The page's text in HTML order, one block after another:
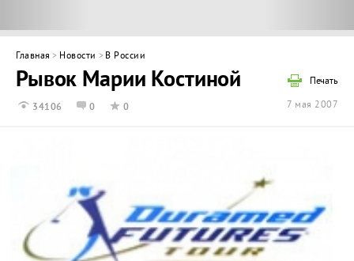
ГОЛЬФ-
ИНТЕРАКТИВ
Главная > Новости > В России
Печать
Рывок Марии Костиной
34106 0 0 7 мая 2007